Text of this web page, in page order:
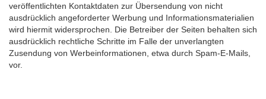
veröffentlichten Kontaktdaten zur Übersendung von nicht
ausdrücklich angeforderter Werbung und Informationsmaterialien
wird hiermit widersprochen. Die Betreiber der Seiten behalten sich
ausdrücklich rechtliche Schritte im Falle der unverlangten
Zusendung von Werbeinformationen, etwa durch Spam-E-Mails,
vor.